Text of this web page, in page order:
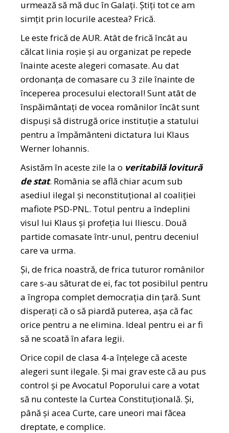
urmează să mă duc în Galați. Știți tot ce am
simțit prin locurile acestea? Frică.
Le este frică de AUR. Atât de frică încât au
călcat linia roșie și au organizat pe repede
înainte aceste alegeri comasate. Au dat
ordonanța de comasare cu 3 zile înainte de
începerea procesului electoral! Sunt atât de
înspăimântați de vocea românilor încât sunt
dispuși să distrugă orice instituție a statului
pentru a împământeni dictatura lui Klaus
Werner Iohannis.
Asistăm în aceste zile la o veritabilă lovitură
de stat. România se află chiar acum sub
asediul ilegal și neconstituțional al coaliției
mafiote PSD-PNL. Totul pentru a îndeplini
visul lui Klaus și profeția lui Iliescu. Două
partide comasate într-unul, pentru deceniul
care va urma.
Și, de frica noastră, de frica tuturor românilor
care s-au săturat de ei, fac tot posibilul pentru
a îngropa complet democrația din țară. Sunt
disperați că o să piardă puterea, așa că fac
orice pentru a ne elimina. Ideal pentru ei ar fi
să ne scoată în afara legii.
Orice copil de clasa 4-a înțelege că aceste
alegeri sunt ilegale. Și mai grav este că au pus
control și pe Avocatul Poporului care a votat
să nu conteste la Curtea Constituțională. Și,
până și acea Curte, care uneori mai făcea
dreptate, e complice.